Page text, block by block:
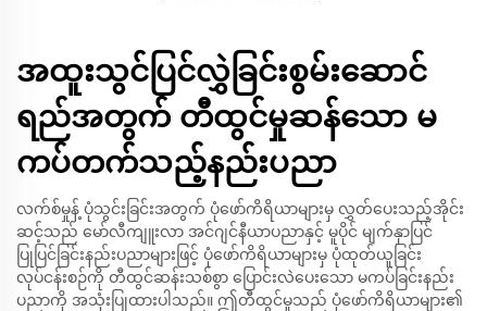
အထူးသွင်ပြင်လွှဲခြင်းစွမ်းဆောင်
ရည်အတွက် တီထွင်မှုဆန်သော မ
ကပ်တက်သည့်နည်းပညာ
လက်စ်မှုန့် ပုံသွင်းခြင်းအတွက် ပုံဖော်ကိရိယာများမှ လွှတ်ပေးသည့်အိုင်း
ဆင့်သည် မော်လီကျူးလာ အင်ဂျင်နီယာပညာနှင့် မူပိုင် မျက်နှာပြင်
ပြုပြင်ခြင်းနည်းပညာများဖြင့် ပုံဖော်ကိရိယာများမှ ပုံထုတ်ယူခြင်း
လုပ်ငန်းစဉ်ကို တီထွင်ဆန်းသစ်စွာ ပြောင်းလဲပေးသော မကပ်ခြင်းနည်း
ပညာကို အသုံးပြုထားပါသည်။ ဤတီထွင်မှုသည် ပုံဖော်ကိရိယာများ၏